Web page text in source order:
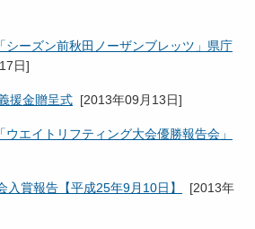
シーズン前秋田ノーザンブレッツ」県庁
日]
援金贈呈式 [2013年09月13日]
エイトリフティング大会優勝報告会」
入賞報告【平成25年9月10日】 [2013年